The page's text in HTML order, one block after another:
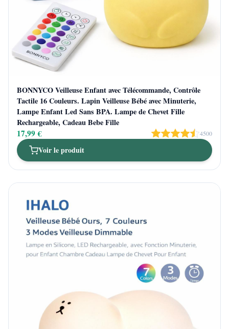
BONNYCO Veilleuse Enfant avec Télécommande, Contrôle
Tactile 16 Couleurs. Lapin Veilleuse Bébé avec Minuterie,
Lampe Enfant Led Sans BPA. Lampe de Chevet Fille
Rechargeable, Cadeau Bebe Fille
17,99 € 4500
Voir le produit